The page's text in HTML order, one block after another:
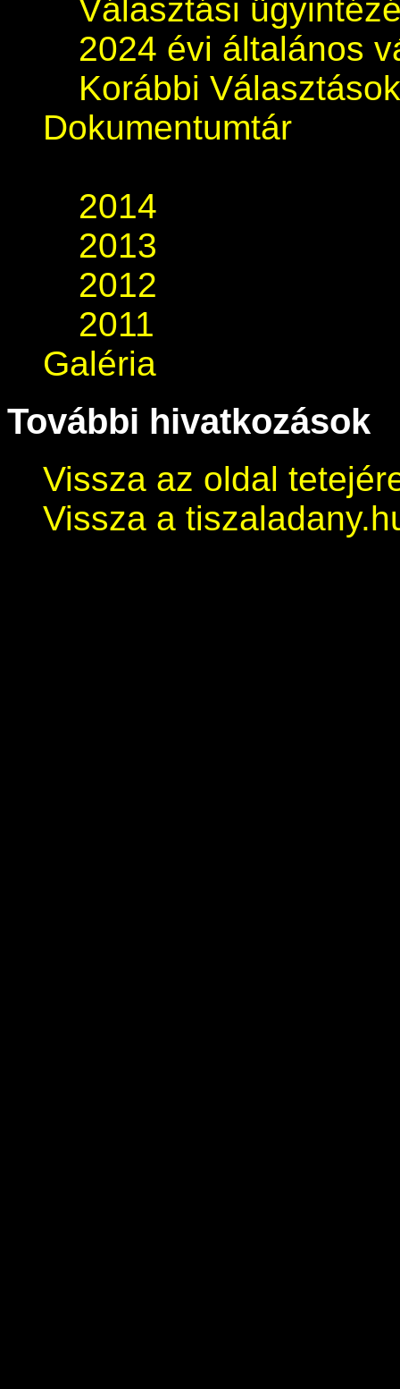
Választási
2024 évi általános
Korábbi Választások
Dokumentumtár
2014
2013
2012
2011
Galéria
További hivatkozások
Vissza az oldal
Vissza a